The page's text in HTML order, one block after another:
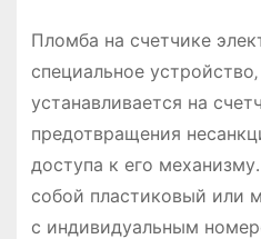
Пломба на счетчике
специальное
устанавливается на
предотвращения
доступа к его
собой пластиковый или
с индивидуальным